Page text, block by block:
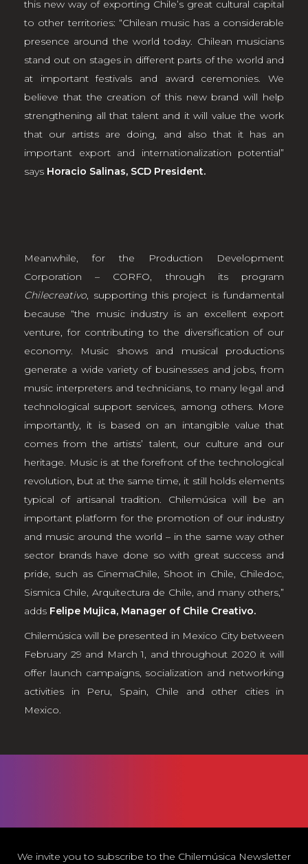
this new way of exporting Chile’s great cultural capital
to other territories: “Chilean music has a considerable
presence around the world today. Chilean musicians
stand out on stages in different parts of the world and
at important festivals and award ceremonies. We
believe that the creation of this new brand will help
strengthening all that talent and it will value the work
that our artists are doing, and also that it has an
important export and internationalization potential”
says Horacio Salinas, SCD President.
Meanwhile, for the Production Development
Corporation – CORFO, through its program
Chilecreativo, supporting this project is fundamental
because “the music industry is an excellent export
venture, for contributing to the diversification of our
economy. Music shows and musical productions
generate a wide variety of businesses and jobs, from
music interpreters and technicians, to many legal and
technological support services, among others. More
importantly, it is based on an intangible value that
comes from the artists’ talent, our culture and our
heritage. Music is at the forefront of the technological
revolution, but at the same time, it still holds elements
typical of artisanal tradition. Chilemúsica will be an
important platform for the promotion of our industry
and music around the world – in the same way other
sector brands have done so with great success and
pride, such as CinemaChile, Shoot in Chile, Chiledoc,
Sismica Chile, Arquitectura de Chile, and many others,”
adds Felipe Mujica, Manager of Chile Creativo.
Chilemúsica will be presented in Mexico City between
February 29 and March 1, and throughout 2020 it will
offer launch campaigns, socialization and networking
activities in Peru, Spain, Chile and other cities in
Mexico.
We invite you to subscribe to the Chilemúsica Newsletter